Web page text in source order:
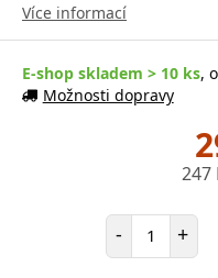
Více informací
E-shop skladem > 10 ks,
Možnosti dopravy
247
- Počet+